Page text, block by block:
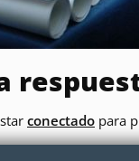
conectado para